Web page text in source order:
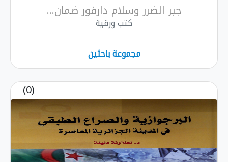
جبر الضرر وسلام دارفور ضمان...
كتب ورقية
مجموعة باحثين